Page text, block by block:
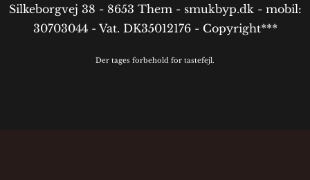
Silkeborgvej 38 - 8653 Them - smukbyp.dk - mobil:
30703044 - Vat. DK35012176 - Copyright***
Der tages forbehold for tastefejl.